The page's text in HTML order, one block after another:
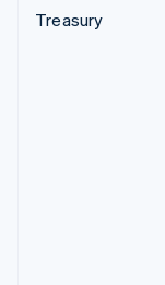
Treasury